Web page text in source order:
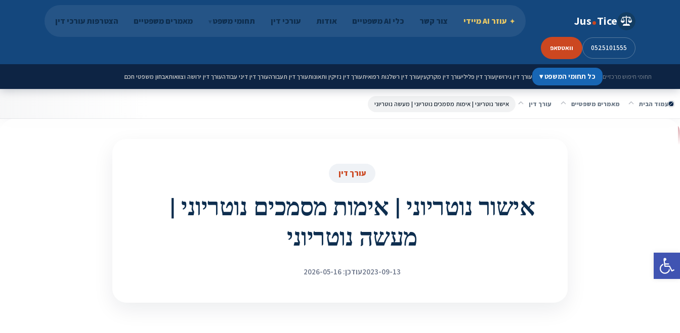
פתח סרגל נגישות
Jus Tice עוזר AI מיידי צור קשר כלי AI משפטיים אודות עורכי דין תחומי משפט מאמרים משפטיים הצטרפות עורכי דין
0525101555 וואטסאפ
תחומי חיפוש מרכזיים כל תחומי המשפט▾ עורך דין גירושיןעורך דין פליליעורך דין מקרקעיןעורך דין רשלנות רפואיתעורך דין נזיקין ותאונותעורך דין תעבורהעורך דין דיני עבודהעורך דין ירושה וצוואותאבחון משפטי חכם
עמוד הבית מאמרים משפטיים עורך דין אישור נוטריוני | אימות מסמכים נוטריוני | מעשה נוטריוני
עורך דין
אישור נוטריוני | אימות מסמכים נוטריוני |
מעשה נוטריוני
2023-09-13עודכן: 2026-05-16